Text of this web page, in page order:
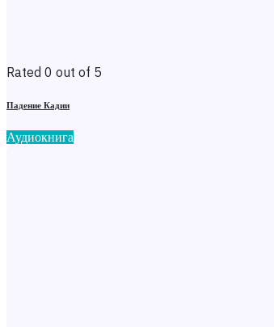
Rated 0 out of 5
Падение Кадии
Аудиокнига